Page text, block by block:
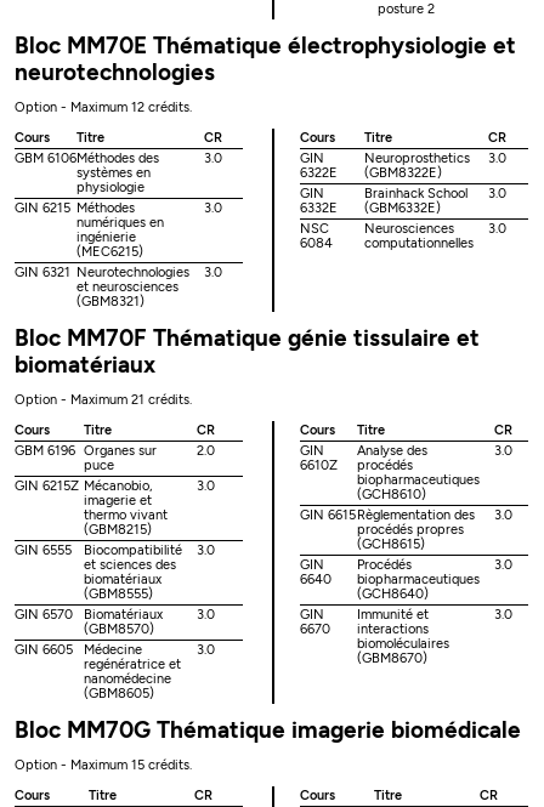
posture 2
Bloc MM70E Thématique électrophysiologie et
neurotechnologies
Option - Maximum 12 crédits.
Cours
Titre
CR
GBM 6106Méthodes des
systèmes en
physiologie
3.0
GIN 6215 Méthodes
numériques en
ingénierie
(MEC6215)
3.0
GIN 6321
Neurotechnologies
et neurosciences
(GBM8321)
3.0
Cours Titre
CR
GIN
6322E
Neuroprosthetics
(GBM8322E)
3.0
GIN
6332E
Brainhack School
(GBM6332E)
3.0
NSC
6084
Neurosciences
computationnelles
3.0
Bloc MM70F Thématique génie tissulaire et
biomatériaux
Option - Maximum 21 crédits.
Cours
Titre
CR
GBM 6196 Organes sur
puce
2.0
GIN 6215Z Mécanobio,
imagerie et
thermo vivant
(GBM8215)
3.0
GIN 6555
Biocompatibilité
et sciences des
biomatériaux
(GBM8555)
3.0
GIN 6570
Biomatériaux
(GBM8570)
3.0
GIN 6605
Médecine
regénératrice et
nanomédecine
(GBM8605)
3.0
Cours Titre
CR
GIN
6610Z
Analyse des
procédés
biopharmaceutiques
(GCH8610)
3.0
GIN 6615 Règlementation des
procédés propres
(GCH8615)
3.0
GIN
6640
Procédés
biopharmaceutiques
(GCH8640)
3.0
GIN
6670
Immunité et
interactions
biomoléculaires
(GBM8670)
3.0
Bloc MM70G Thématique imagerie biomédicale
Option - Maximum 15 crédits.
Cours
Titre
CR
Cours Titre
CR